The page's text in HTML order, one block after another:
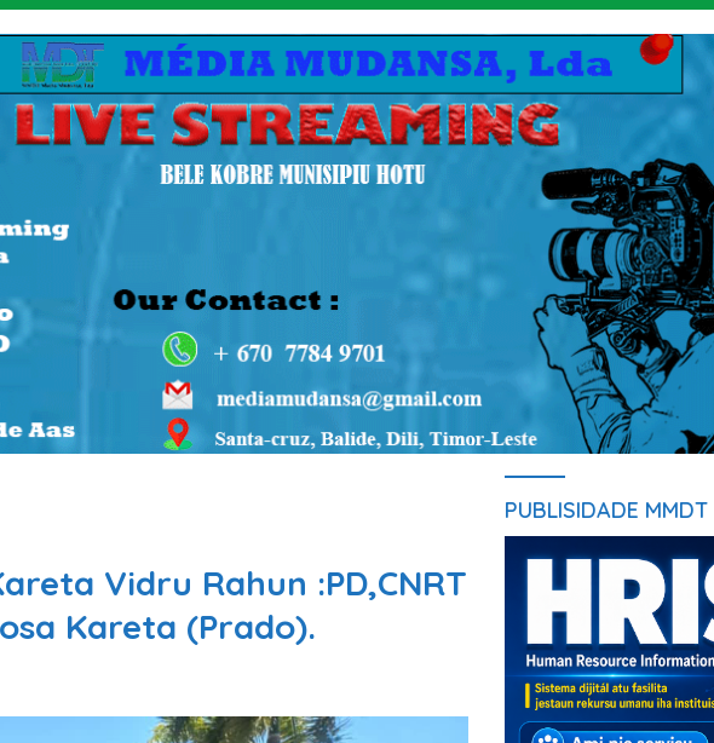
Vidru Rahun :PD,CNRT
Kareta (Prado).
PUBLISIDADE MMDT